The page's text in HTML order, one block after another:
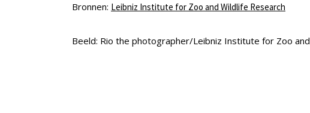
Bronnen: Leibniz Institute for Zoo and Wildlife Research
Beeld: Rio the photographer/Leibniz Institute for Zoo